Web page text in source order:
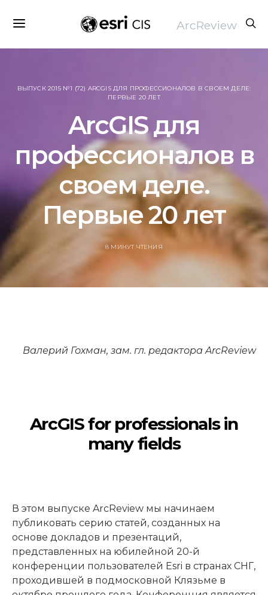
ArcReview
ВЫПУСК 2015 №1 (72) ARCGIS ДЛЯ ПРОФЕССИОНАЛОВ В СВОЕМ ДЕЛЕ:
ПЕРВЫЕ 20 ЛЕТ
ArcGIS для
профессионалов в
своем деле.
Первые 20 лет
8 МИНУТ ЧТЕНИЯ
Валерий Гохман, зам. гл. редактора ArcReview
ArcGIS for professionals in
many fields
В этом выпуске ArcReview мы начинаем
публиковать серию статей, созданных на
основе докладов и презентаций,
представленных на юбилейной 20-й
конференции пользователей Esri в странах СНГ,
проходившей в подмосковной Клязьме в